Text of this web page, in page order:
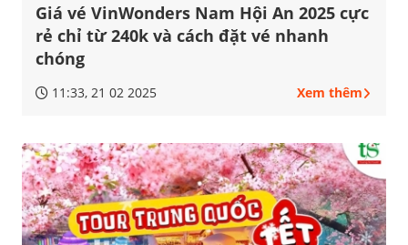
Giá vé VinWonders Nam Hội An 2025 cực
rẻ chỉ từ 240k và cách đặt vé nhanh
chóng
11:33, 21 02 2025 Xem thêm